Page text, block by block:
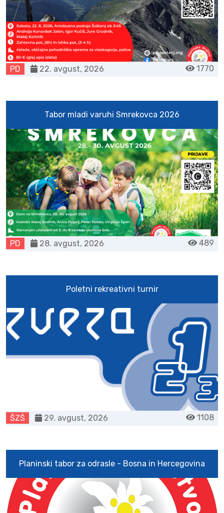
PD 1770
22. avgust, 2026
Tabor mladi varuhi Smrekovca 2026
PD 489
28. avgust, 2026
Poletni rekreativni turnir
ŠZŠ 1108
29. avgust, 2026
Planinski tabor za odrasle - Bosna in Hercegovina